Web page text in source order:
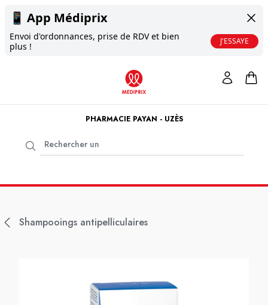
📱 App Médiprix
Envoi d'ordonnances, prise de RDV et bien
plus !
J'ESSAYE
PHARMACIE PAYAN - UZÈS
Shampooings antipelliculaires